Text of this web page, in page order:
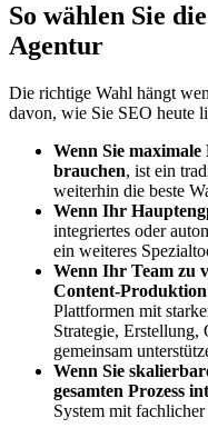
So wählen Sie
Agentur
Die richtige Wahl hängt
davon, wie Sie SEO heute
Wenn Sie
brauchen, ist ein
weiterhin die beste
Wenn Ihr
integriertes oder
ein weiteres
Wenn Ihr Team zu
Plattformen mit
Strategie,
gemeinsam
Wenn Sie
gesamten Prozess
System mit